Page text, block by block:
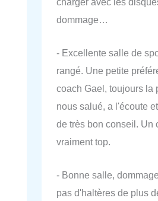
dommage…
- Excellente salle de
rangé. Une petite
coach Gael, toujours la
nous salué, a l'écoute
de très bon conseil. Un
vraiment top.
- Bonne salle,
pas d'haltères de plus